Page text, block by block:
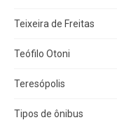
Teixeira de Freitas
Teófilo Otoni
Teresópolis
Tipos de ônibus